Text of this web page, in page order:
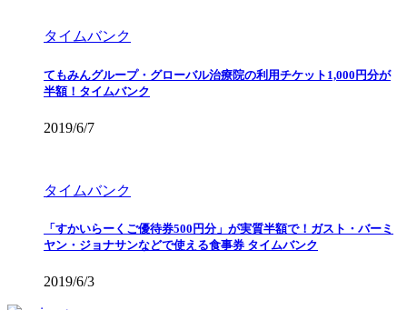
タイムバンク
てもみんグループ・グローバル治療院の利用チケット1,000円分が
半額！タイムバンク
2019/6/7
タイムバンク
「すかいらーくご優待券500円分」が実質半額で！ガスト・バーミ
ヤン・ジョナサンなどで使える食事券 タイムバンク
2019/6/3